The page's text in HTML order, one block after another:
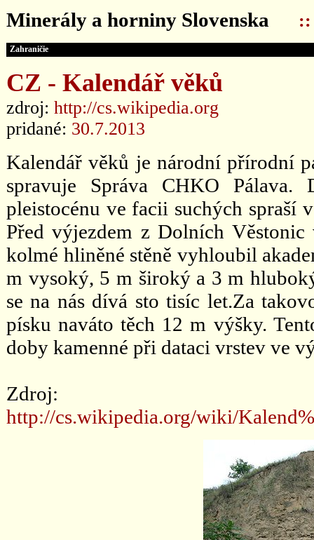
Minerály a horniny Slovenska ::
Zahraničie
CZ - Kalendář věků
zdroj: http://cs.wikipedia.org
pridané: 30.7.2013
Kalendář věků je národní přírodní
spravuje Správa CHKO Pálava.
pleistocénu ve facii suchých spraší
Před výjezdem z Dolních
kolmé hliněné stěně vyhloubil
m vysoký, 5 m široký a 3 m
se na nás dívá sto tisíc let.Za
písku naváto těch 12 m výšky.
doby kamenné při dataci vrstev ve
Zdroj:
http://cs.wikipedia.org/wiki/